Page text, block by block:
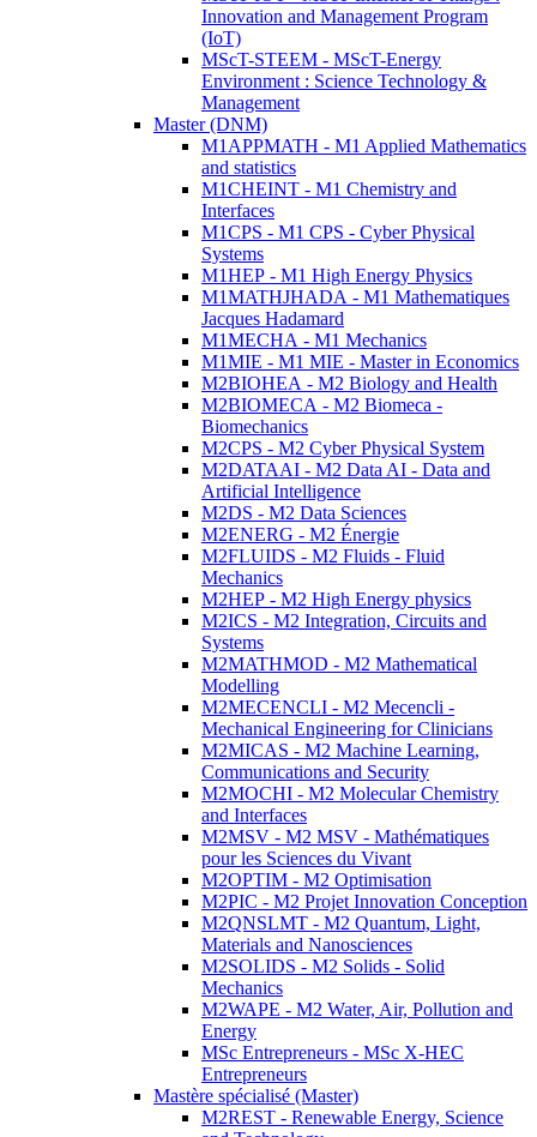
Innovation and Management Program
(IoT)
MScT-STEEM - MScT-Energy
Environment : Science Technology &
Management
Master (DNM)
M1APPMATH - M1 Applied Mathematics
and statistics
M1CHEINT - M1 Chemistry and
Interfaces
M1CPS - M1 CPS - Cyber Physical
Systems
M1HEP - M1 High Energy Physics
M1MATHJHADA - M1 Mathematiques
Jacques Hadamard
M1MECHA - M1 Mechanics
M1MIE - M1 MIE - Master in Economics
M2BIOHEA - M2 Biology and Health
M2BIOMECA - M2 Biomeca -
Biomechanics
M2CPS - M2 Cyber Physical System
M2DATAAI - M2 Data AI - Data and
Artificial Intelligence
M2DS - M2 Data Sciences
M2ENERG - M2 Énergie
M2FLUIDS - M2 Fluids - Fluid
Mechanics
M2HEP - M2 High Energy physics
M2ICS - M2 Integration, Circuits and
Systems
M2MATHMOD - M2 Mathematical
Modelling
M2MECENCLI - M2 Mecencli -
Mechanical Engineering for Clinicians
M2MICAS - M2 Machine Learning,
Communications and Security
M2MOCHI - M2 Molecular Chemistry
and Interfaces
M2MSV - M2 MSV - Mathématiques
pour les Sciences du Vivant
M2OPTIM - M2 Optimisation
M2PIC - M2 Projet Innovation Conception
M2QNSLMT - M2 Quantum, Light,
Materials and Nanosciences
M2SOLIDS - M2 Solids - Solid
Mechanics
M2WAPE - M2 Water, Air, Pollution and
Energy
MSc Entrepreneurs - MSc X-HEC
Entrepreneurs
Mastère spécialisé (Master)
M2REST - Renewable Energy, Science